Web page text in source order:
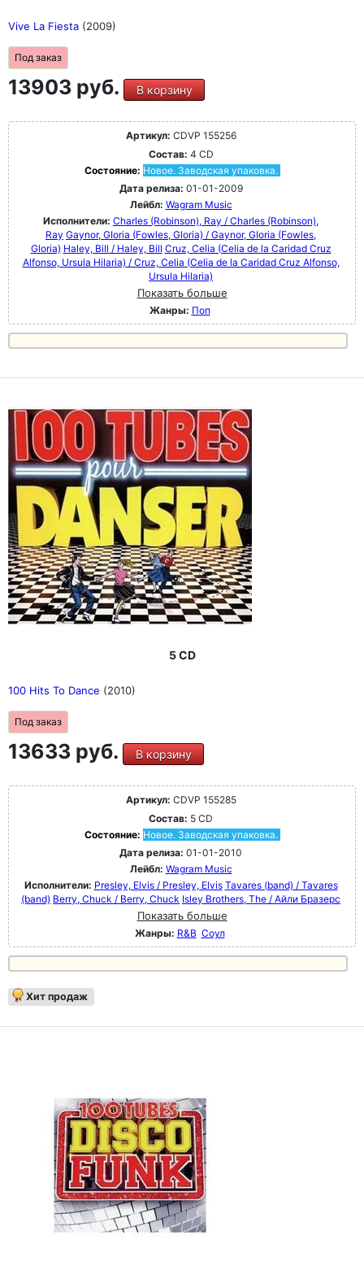
Vive La Fiesta (2009)
Под заказ
13903 руб. В корзину
Артикул: CDVP 155256
Состав: 4 CD
Состояние: Новое. Заводская упаковка.
Дата релиза: 01-01-2009
Лейбл: Wagram Music
Исполнители: Charles (Robinson), Ray / Charles (Robinson),
Ray Gaynor, GIoria (Fowles, Gloria) / Gaynor, GIoria (Fowles,
Gloria) Haley, Bill / Haley, Bill Cruz, Celia (Celia de la Caridad Cruz
Alfonso, Ursula Hilaria) / Cruz, Celia (Celia de la Caridad Cruz Alfonso,
Ursula Hilaria)
Показать больше
Жанры: Поп
5 CD
100 Hits To Dance (2010)
Под заказ
13633 руб. В корзину
Артикул: CDVP 155285
Состав: 5 CD
Состояние: Новое. Заводская упаковка.
Дата релиза: 01-01-2010
Лейбл: Wagram Music
Исполнители: Presley, Elvis / Presley, Elvis Tavares (band) / Tavares
(band) Berry, Chuck / Berry, Chuck Isley Brothers, The / Айли Бразерс
Показать больше
Жанры: R&B Соул
Хит продаж